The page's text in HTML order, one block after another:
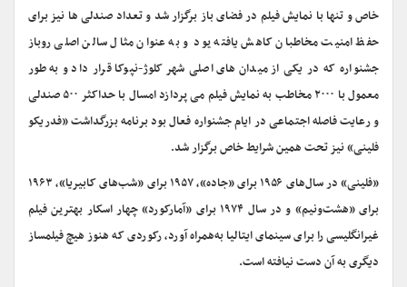
خاص و تنها با نمایش فیلم در فضای باز برگزار شد و تعداد صندلی ها نیز برای
حفظ امنیت مخاطبان کاهش یافته یود و به عنوان مثال سالن اصلی روباز
جشنواره که در یکی از میدان های اصلی شهر کلوژ-نپوکا قرار داد و به طور
معمول با ۲۰۰۰ مخاطب به نمایش فیلم می پردازد امسال با حداکثر ۵۰۰ صندلی
و رعایت فاصله اجتماعی در ایام جشنواره فعال بود برنامه بزرگداشت «فدریکو
فلینی» نیز تحت همین شرایط خاص برگزار شد.
«فلینی» در سال‌های ۱۹۵۶ برای «جاده»، ۱۹۵۷ برای «شب‌های کابیریا»، ۱۹۶۳
برای «هشت‌ونیم» و در سال ۱۹۷۴ برای «آمارکورد» چهار اسکار بهترین فیلم
غیرانگلیسی را برای سینمای ایتالیا به‌همراه آورد، رکوردی که هنوز هیچ فیلمساز
دیگری به آن دست نیافته است.